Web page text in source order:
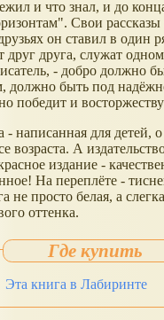
и что знал, и до
Свои рассказы
он ставил в один
друг друга, служат
- добро должно
должно быть под
победит и
- написанная для детей,
возраста. А
издание -
На переплёте -
не просто белая, а
оттенка.
Эта книга в Лабиринте